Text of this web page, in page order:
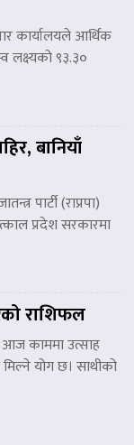
कार्यालयले आर्थिक
लक्ष्यको ९३.३०
बानियाँ
पार्टी (राप्रपा)
प्रदेश सरकारमा
राशिफल
काममा उत्साह
योग छ। साथीको